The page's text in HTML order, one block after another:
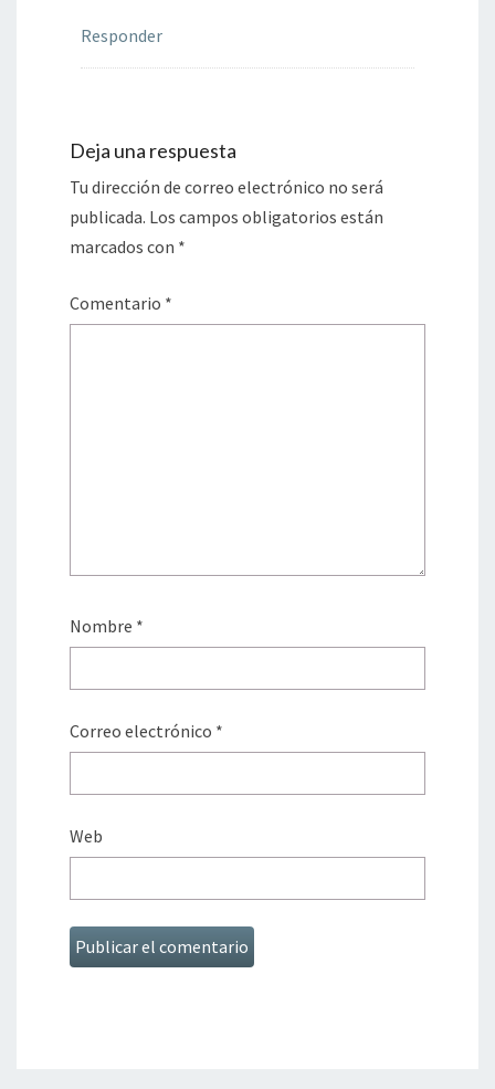
Responder
Deja una respuesta
Tu dirección de correo electrónico no será
publicada. Los campos obligatorios están
marcados con *
Comentario *
Nombre *
Correo electrónico *
Web